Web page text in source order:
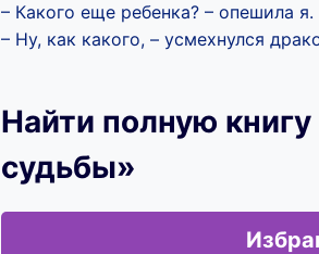
– Какого еще ребенка? – опешила я.
– Ну, как какого, – усмехнулся
Найти полную
судьбы»